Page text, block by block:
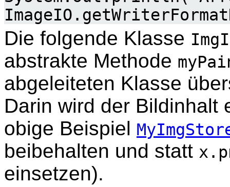
Die folgende Klasse
abstrakte Methode
abgeleiteten Klasse
Darin wird der Bildinhalt
obige Beispiel
beibehalten und statt
einsetzen).